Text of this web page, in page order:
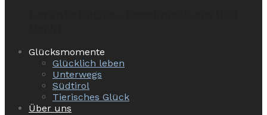
Glücksmomente
Glücklich leben
Unterwegs
Südtirol
Tierisches Glück
Über uns